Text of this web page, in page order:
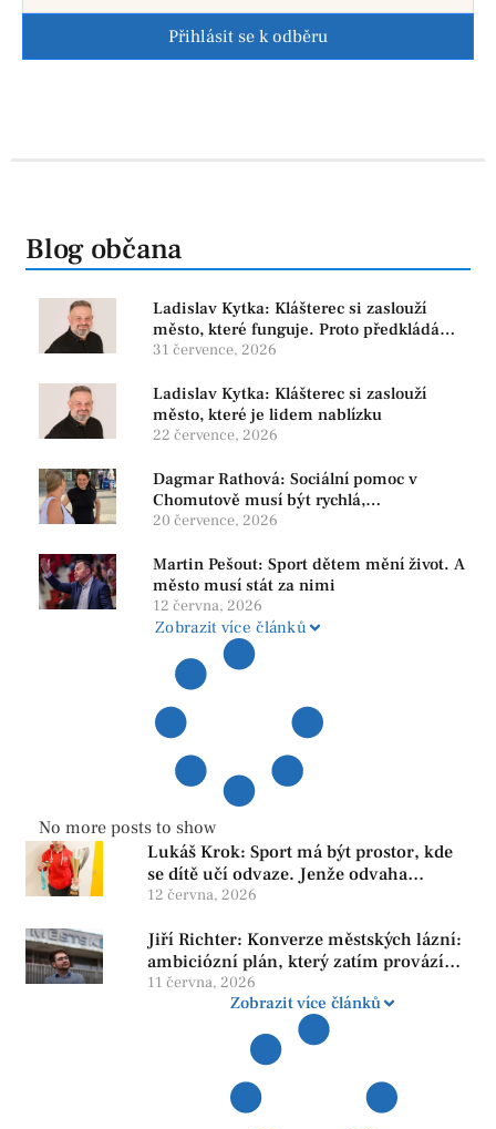
Přihlásit se k odběru
Blog občana
Ladislav Kytka: Klášterec si zaslouží
město, které funguje. Proto předkládáme
program, který řeší skutečné problémy
31 července, 2026
Ladislav Kytka: Klášterec si zaslouží
město, které je lidem nablízku
22 července, 2026
Dagmar Rathová: Sociální pomoc v
Chomutově musí být rychlá,
srozumitelná a férová. Ne udržovat lidi v
20 července, 2026
Martin Pešout: Sport dětem mění život. A
město musí stát za nimi
12 června, 2026
Zobrazit více článků
No more posts to show
Lukáš Krok: Sport má být prostor, kde
se dítě učí odvaze. Jenže odvaha
neroste tam, kde se bojí udělat chybu.
12 června, 2026
Jiří Richter: Konverze městských lázní:
ambiciózní plán, který zatím provází
více otazníků než jistot
11 června, 2026
Zobrazit více článků